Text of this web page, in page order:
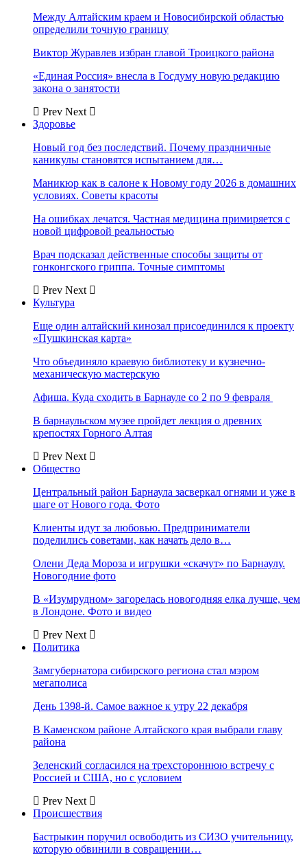
Между Алтайским краем и Новосибирской областью
определили точную границу
Виктор Журавлев избран главой Троицкого района
«Единая Россия» внесла в Госдуму новую редакцию
закона о занятости
Prev Next
Здоровье
Новый год без последствий. Почему праздничные
каникулы становятся испытанием для…
Маникюр как в салоне к Новому году 2026 в домашних
условиях. Советы красоты
На ошибках лечатся. Частная медицина примиряется с
новой цифровой реальностью
Врач подсказал действенные способы защиты от
гонконгского гриппа. Точные симптомы
Prev Next
Культура
Еще один алтайский кинозал присоединился к проекту
«Пушкинская карта»
Что объединяло краевую библиотеку и кузнечно-
механическую мастерскую
Афиша. Куда сходить в Барнауле со 2 по 9 февраля
В барнаульском музее пройдет лекция о древних
крепостях Горного Алтая
Prev Next
Общество
Центральный район Барнаула засверкал огнями и уже в
шаге от Нового года. Фото
Клиенты идут за любовью. Предприниматели
поделились советами, как начать дело в…
Олени Деда Мороза и игрушки «скачут» по Барнаулу.
Новогодние фото
В «Изумрудном» загорелась новогодняя елка лучше, чем
в Лондоне. Фото и видео
Prev Next
Политика
Замгубернатора сибирского региона стал мэром
мегаполиса
День 1398-й. Самое важное к утру 22 декабря
В Каменском районе Алтайского края выбрали главу
района
Зеленский согласился на трехстороннюю встречу с
Россией и США, но с условием
Prev Next
Происшествия
Бастрыкин поручил освободить из СИЗО учительницу,
которую обвинили в совращении…